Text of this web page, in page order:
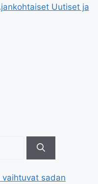
Uutiset ja
sadan